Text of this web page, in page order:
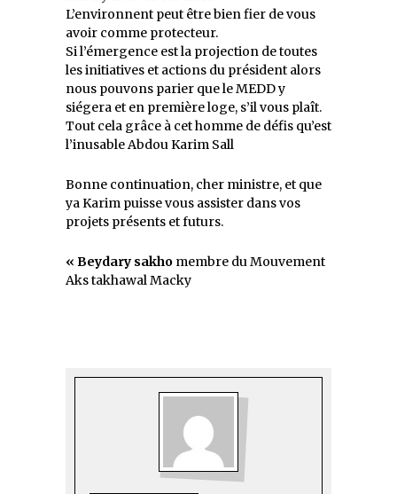
L’environnent peut être bien fier de vous
avoir comme protecteur.
Si l’émergence est la projection de toutes
les initiatives et actions du président alors
nous pouvons parier que le MEDD y
siégera et en première loge, s’il vous plaît.
Tout cela grâce à cet homme de défis qu’est
l’inusable Abdou Karim Sall
Bonne continuation, cher ministre, et que
ya Karim puisse vous assister dans vos
projets présents et futurs.
« Beydary sakho membre du Mouvement
Aks takhawal Macky